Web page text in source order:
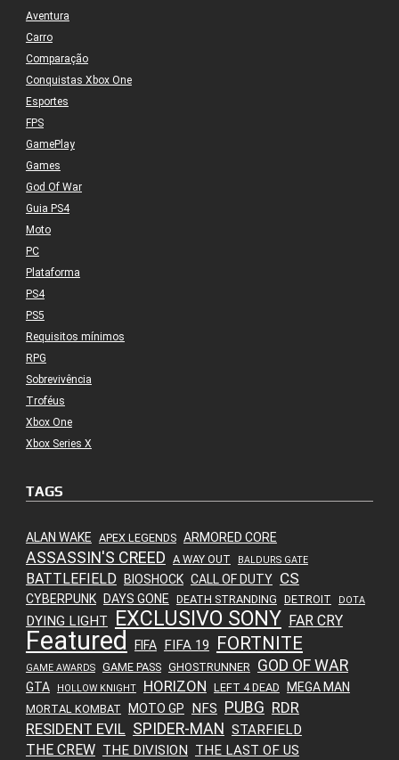
Aventura
Carro
Comparação
Conquistas Xbox One
Esportes
FPS
GamePlay
Games
God Of War
Guia PS4
Moto
PC
Plataforma
PS4
PS5
Requisitos mínimos
RPG
Sobrevivência
Troféus
Xbox One
Xbox Series X
TAGS
ALAN WAKE APEX LEGENDS ARMORED CORE
ASSASSIN'S CREED A WAY OUT BALDURS GATE
BATTLEFIELD BIOSHOCK CALL OF DUTY CS
CYBERPUNK DAYS GONE DEATH STRANDING DETROIT DOTA
DYING LIGHT EXCLUSIVO SONY FAR CRY
Featured FIFA FIFA 19 FORTNITE
GAME AWARDS GAME PASS GHOSTRUNNER GOD OF WAR
GTA HOLLOW KNIGHT HORIZON LEFT 4 DEAD MEGA MAN
MORTAL KOMBAT MOTO GP NFS PUBG RDR
RESIDENT EVIL SPIDER-MAN STARFIELD
THE CREW THE DIVISION THE LAST OF US